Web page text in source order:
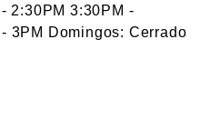
2:30PM 3:30PM -
3PM Domingos: Cerrado